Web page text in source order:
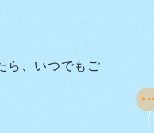
ら、いつでもご